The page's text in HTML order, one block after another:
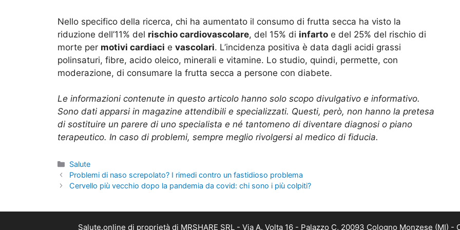
Nello specifico della ricerca, chi ha aumentato il consumo di frutta secca ha visto la
riduzione dell’11% del rischio cardiovascolare, del 15% di infarto e del 25% del rischio di
morte per motivi cardiaci e vascolari. L’incidenza positiva è data dagli acidi grassi
polinsaturi, fibre, acido oleico, minerali e vitamine. Lo studio, quindi, permette, con
moderazione, di consumare la frutta secca a persone con diabete.
Le informazioni contenute in questo articolo hanno solo scopo divulgativo e informativo.
Sono dati apparsi in magazine attendibili e specializzati. Questi, però, non hanno la pretesa
di sostituire un parere di uno specialista e né tantomeno di diventare diagnosi o piano
terapeutico. In caso di problemi, sempre meglio rivolgersi al medico di fiducia.
Categorie
Salute
Problemi di naso screpolato? I rimedi contro un fastidioso problema
Cervello più vecchio dopo la pandemia da covid: chi sono i più colpiti?
Salute.online di proprietà di MRSHARE SRL - Via A. Volta 16 - Palazzo C, 20093 Cologno Monzese (MI) -